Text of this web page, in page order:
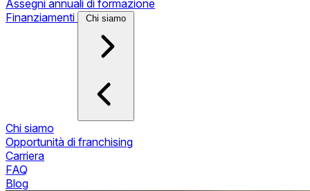
Assegni annuali di formazione
Finanziamenti
Chi siamo
Chi siamo
Opportunità di franchising
Carriera
FAQ
Blog